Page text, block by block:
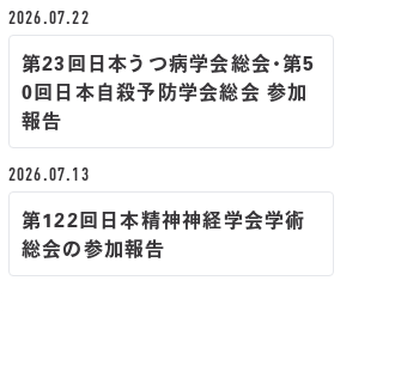
2026.07.22
第23回日本うつ病学会総会・第5
0回日本自殺予防学会総会 参加
報告
2026.07.13
第122回日本精神神経学会学術
総会の参加報告